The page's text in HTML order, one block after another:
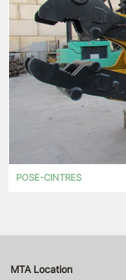
POSE-CINTRES
MTA Location